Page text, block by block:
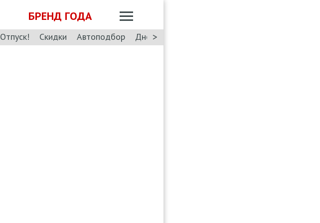
БРЕНД ГОДА
Отпуск! Скидки Автоподбор Дневник: Лада Искра
>